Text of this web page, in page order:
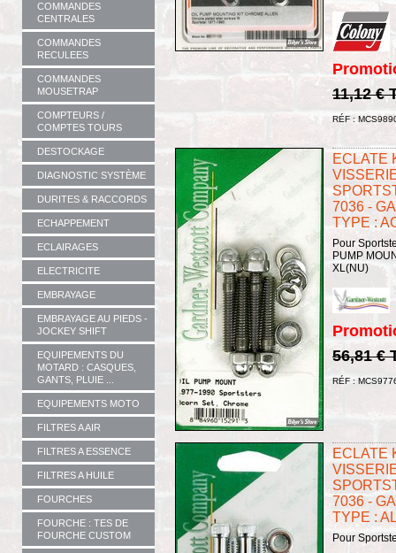
COMMANDES
CENTRALES
COMMANDES
RECULEES
COMMANDES
MOUSETRAP
COMPTEURS /
COMPTES TOURS
DESTOCKAGE
DIAGNOSTIC SYSTÈME
DURITES & RACCORDS
ECHAPPEMENT
ECLAIRAGES
ELECTRICITE
EMBRAYAGE
EMBRAYAGE AU PIEDS -
JOCKEY SHIFT
EQUIPEMENTS DU
MOTARD : CASQUES,
GANTS, PLUIE ...
EQUIPEMENTS MOTO
FILTRES A AIR
FILTRES A ESSENCE
FILTRES A HUILE
FOURCHES
FOURCHE : TES DE
FOURCHE CUSTOM
11,12 €
RÉF :
ECLATE
7036 -
TYPE :
Pour
PUMP
XL(NU)
56,81 €
RÉF :
ECLATE
7036 -
TYPE :
Pour